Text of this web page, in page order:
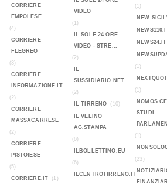
CORRIERE
EMPOLESE
(4)
CORRIERE
FLEGREO
(3)
CORRIERE
INFORMAZIONE.IT
(2)
CORRIERE
MASSACARRESE
(2)
CORRIERE
PISTOIESE
(5)
CORRIERE.IT
(1)
VIDEO
(1)
IL SOLE 24 ORE
VIDEO - STRE...
(2)
IL
SUSSIDIARIO.NET
(2)
IL TIRRENO
(10)
IL VELINO
AG.STAMPA
(6)
ILBOLLETTINO.EU
(6)
ILCENTROTIRRENO.IT
(1)
NEW
NEWS24.IT
(1)
(1)
NOMOS
STUDI
(1)
(23)